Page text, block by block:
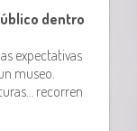
dentro
expectativas
museo.
recorren